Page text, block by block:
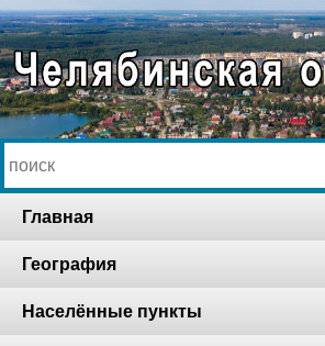
Главная
География
Населённые пункты